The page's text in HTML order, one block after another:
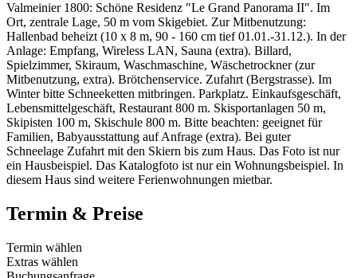
Valmeinier 1800: Schöne Residenz "Le Grand Panorama II". Im
Ort, zentrale Lage, 50 m vom Skigebiet. Zur Mitbenutzung:
Hallenbad beheizt (10 x 8 m, 90 - 160 cm tief 01.01.-31.12.). In der
Anlage: Empfang, Wireless LAN, Sauna (extra). Billard,
Spielzimmer, Skiraum, Waschmaschine, Wäschetrockner (zur
Mitbenutzung, extra). Brötchenservice. Zufahrt (Bergstrasse). Im
Winter bitte Schneeketten mitbringen. Parkplatz. Einkaufsgeschäft,
Lebensmittelgeschäft, Restaurant 800 m. Skisportanlagen 50 m,
Skipisten 100 m, Skischule 800 m. Bitte beachten: geeignet für
Familien, Babyausstattung auf Anfrage (extra). Bei guter
Schneelage Zufahrt mit den Skiern bis zum Haus. Das Foto ist nur
ein Hausbeispiel. Das Katalogfoto ist nur ein Wohnungsbeispiel. In
diesem Haus sind weitere Ferienwohnungen mietbar.
Termin & Preise
Termin wählen
Extras wählen